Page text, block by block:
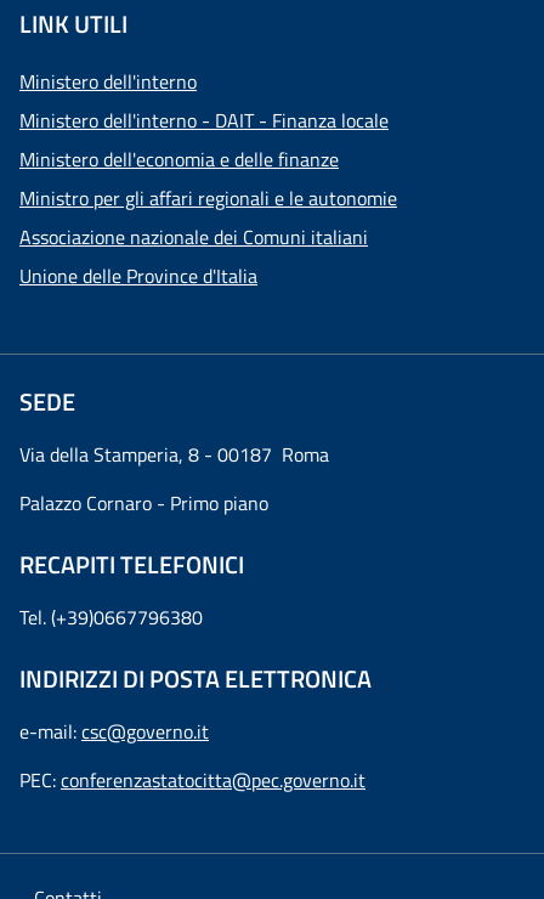
LINK UTILI
Ministero dell'interno
Ministero dell'interno - DAIT - Finanza locale
Ministero dell'economia e delle finanze
Ministro per gli affari regionali e le autonomie
Associazione nazionale dei Comuni italiani
Unione delle Province d'Italia
SEDE
Via della Stamperia, 8 - 00187 Roma
Palazzo Cornaro - Primo piano
RECAPITI TELEFONICI
Tel. (+39)0667796380
INDIRIZZI DI POSTA ELETTRONICA
e-mail:csc@governo.it
PEC:conferenzastatocitta@pec.governo.it